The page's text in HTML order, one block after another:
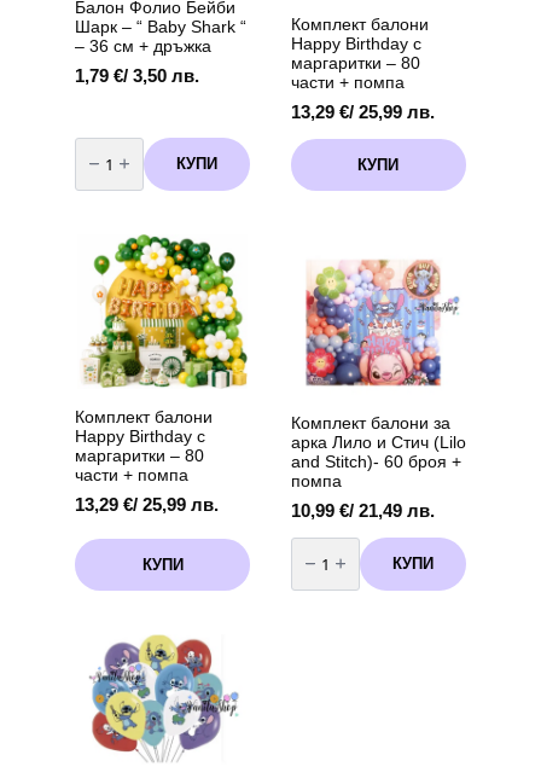
product
page
Балон Фолио Бейби
Шарк – “ Baby Shark “
– 36 см + дръжка
1,79 €/ 3,50 лв.
количество
за
Балон
Фолио
Baby
Shark
см
+
дръжка
КУПИ
Комплект балони
Happy Birthday с
маргаритки – 80
части + помпа
13,29 €/ 25,99 лв.
КУПИ
Комплект балони
Happy Birthday с
маргаритки – 80
части + помпа
13,29 €/ 25,99 лв.
КУПИ
Комплект балони за
арка Лило и Стич (Lilo
and Stitch)- 60 броя +
помпа
10,99 €/ 21,49 лв.
количество
за
Комплект
балони
КУПИ